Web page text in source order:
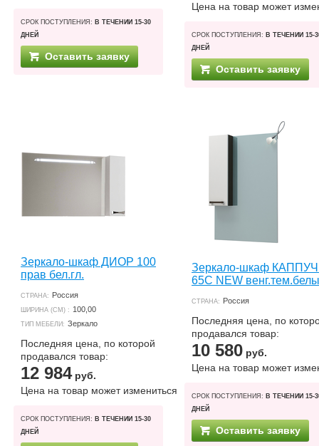
СРОК ПОСТУПЛЕНИЯ: В ТЕЧЕНИИ 15-30
ДНЕЙ
Оставить заявку
Цена на товар может
СРОК ПОСТУПЛЕНИЯ: В ТЕЧЕНИИ 15-
ДНЕЙ
Оставить заявку
Зеркало-шкаф ДИОР 100
прав бел.гл.
СТРАНА: Россия
ШИРИНА (СМ) : 100,00
ТИП МЕБЕЛИ: Зеркало
Последняя цена, по которой
продавался товар:
12 984 руб.
Цена на товар может измениться
СРОК ПОСТУПЛЕНИЯ: В ТЕЧЕНИИ 15-30
ДНЕЙ
Зеркало-шкаф
65С NEW
СТРАНА: Россия
Последняя цена, по
продавался товар:
10 580 руб.
Цена на товар может
СРОК ПОСТУПЛЕНИЯ: В ТЕЧЕНИИ 15-
ДНЕЙ
Оставить заявку